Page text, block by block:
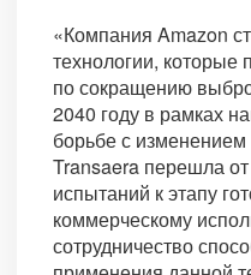
«Компания Amazon
технологии, которые
по сокращению
2040 году в рамках
борьбе с
Transaera перешла
испытаний к этапу
коммерческому
сотрудничество